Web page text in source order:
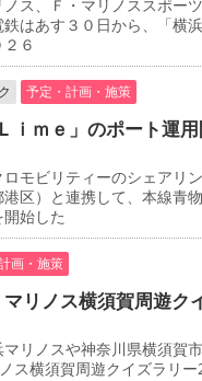
ス、Ｆ・マリノススポー
はあす３０日から、「横
６
予定・計画・施策
ｍｅ」のポート運
モビリティーのシェアリ
区）と連携して、本線青
始した
画・施策
リノス横須賀周遊ク
リノスや神奈川県横須賀
ス横須賀周遊クイズラリー